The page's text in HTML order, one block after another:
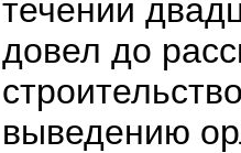
течении
довел до
выведению